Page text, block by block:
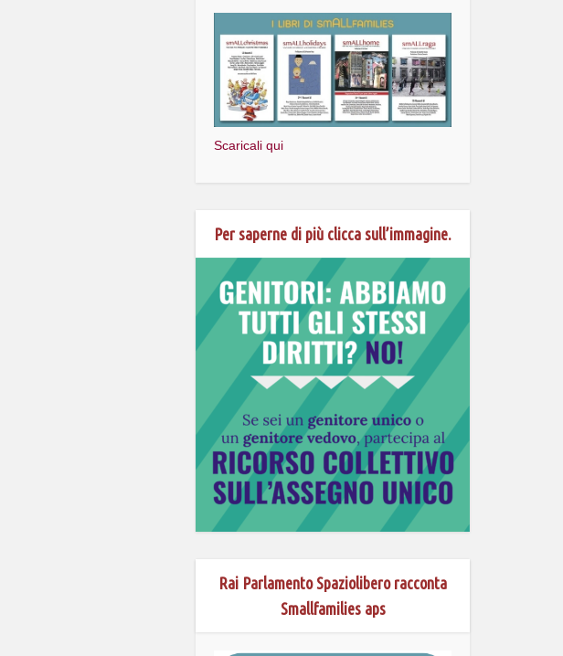
Scaricali qui
Per saperne di più clicca sull’immagine.
Rai Parlamento Spaziolibero racconta
Smallfamilies aps